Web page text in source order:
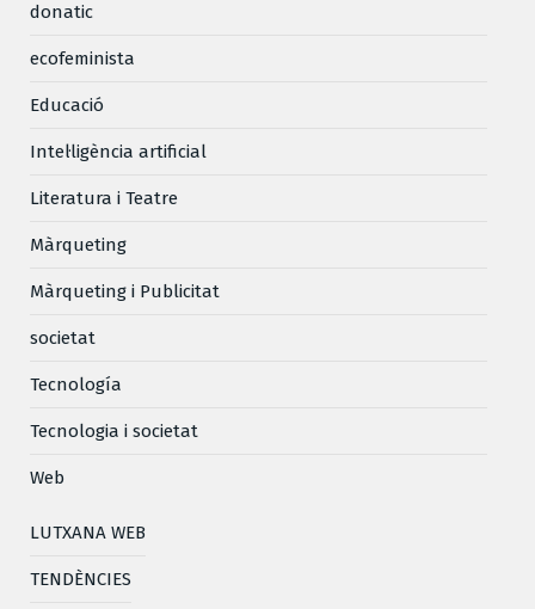
donatic
ecofeminista
Educació
Intel·ligència artificial
Literatura i Teatre
Màrqueting
Màrqueting i Publicitat
societat
Tecnología
Tecnologia i societat
Web
LUTXANA WEB
TENDÈNCIES